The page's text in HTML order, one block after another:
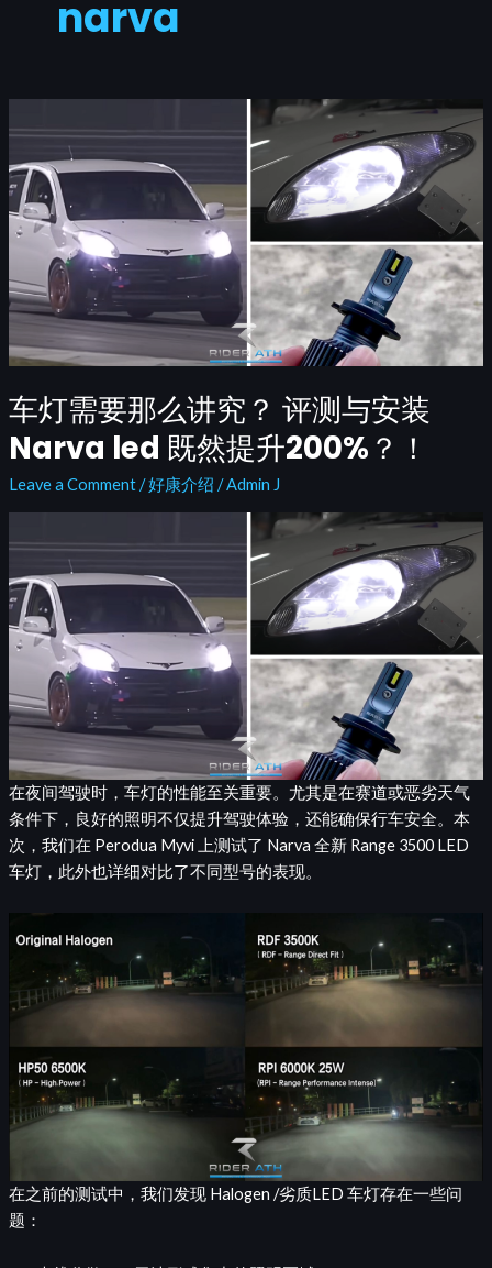
narva
车灯需要那么讲究？ 评测与安装
Narva led 既然提升200%？！
Leave a Comment/好康介绍 /Admin J
在夜间驾驶时，车灯的性能至关重要。尤其是在赛道或恶劣天气
条件下，良好的照明不仅提升驾驶体验，还能确保行车安全。本
次，我们在 Perodua Myvi 上测试了 Narva 全新 Range 3500 LED
车灯，此外也详细对比了不同型号的表现。
在之前的测试中，我们发现 Halogen /劣质LED 车灯存在一些问
题：
灯
需
要
那
么
究？
测
安
装
Narva
led
升
200%？！